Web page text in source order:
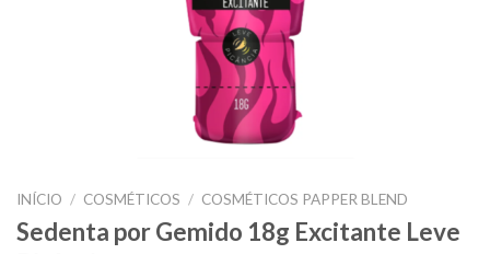
INÍCIO / COSMÉTICOS / COSMÉTICOS PAPPER BLEND
Sedenta por Gemido 18g Excitante Leve